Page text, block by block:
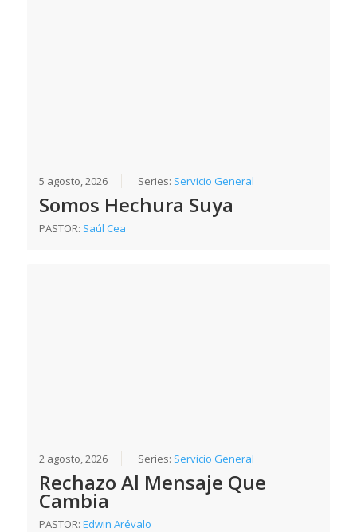
5 agosto, 2026 Series: Servicio General
Somos Hechura Suya
PASTOR: Saúl Cea
2 agosto, 2026 Series: Servicio General
Rechazo Al Mensaje Que
Cambia
PASTOR:Edwin Arévalo